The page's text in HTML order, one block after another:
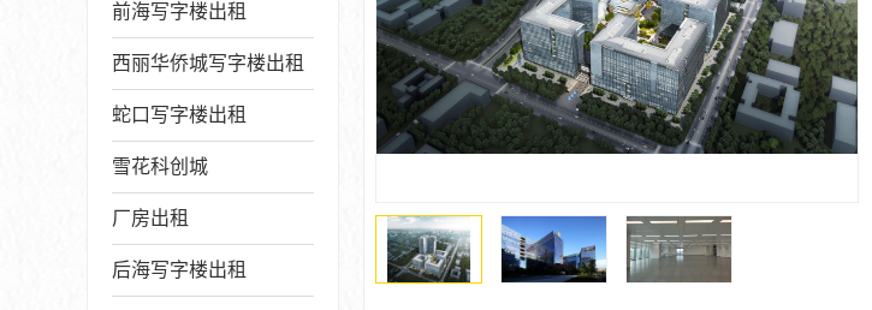
前海写字楼出租
西丽华侨城写字楼出租
蛇口写字楼出租
雪花科创城
厂房出租
后海写字楼出租